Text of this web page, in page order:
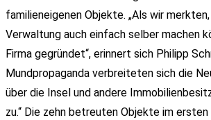
familieneigenen Objekte. „Als wir
Verwaltung auch einfach selber machen
Firma gegründet“, erinnert sich Philipp
Mundpropaganda verbreiteten sich die
über die Insel und andere
zu.“ Die zehn betreuten Objekte im